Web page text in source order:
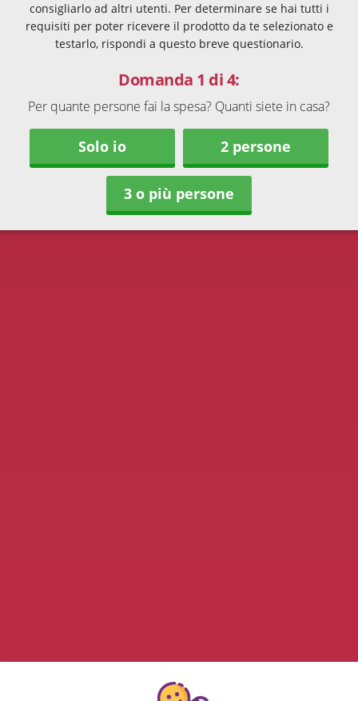
consigliarlo ad altri utenti. Per determinare se hai tutti i
requisiti per poter ricevere il prodotto da te selezionato e
testarlo, rispondi a questo breve questionario.
Domanda 1 di 4:
Per quante persone fai la spesa? Quanti siete in casa?
Solo io 2 persone
3 o più persone